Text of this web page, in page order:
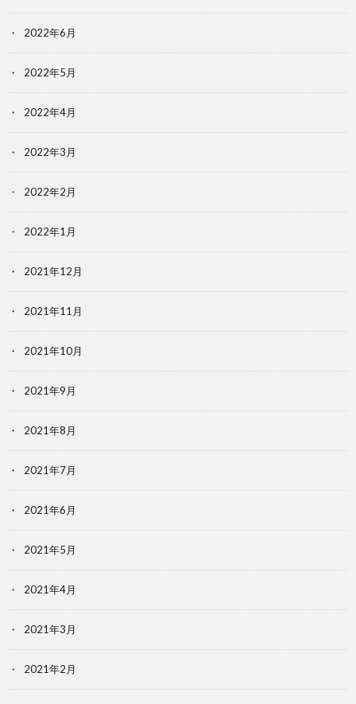
2022年6月
2022年5月
2022年4月
2022年3月
2022年2月
2022年1月
2021年12月
2021年11月
2021年10月
2021年9月
2021年8月
2021年7月
2021年6月
2021年5月
2021年4月
2021年3月
2021年2月